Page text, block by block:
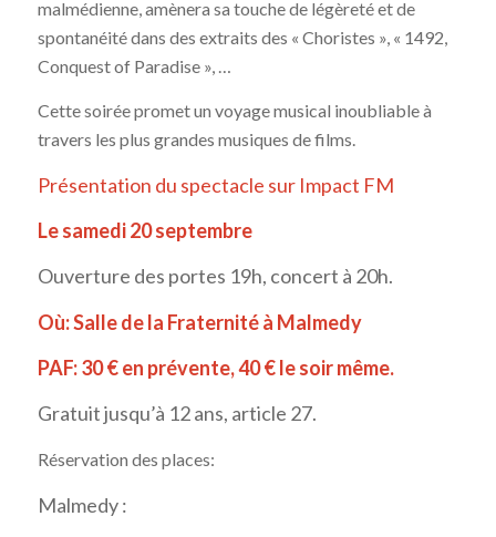
malmédienne, amènera sa touche de légèreté et de
spontanéité dans des extraits des « Choristes », « 1492,
Conquest of Paradise », …
Cette soirée promet un voyage musical inoubliable à
travers les plus grandes musiques de films.
Présentation du spectacle sur Impact FM
Le samedi 20 septembre
Ouverture des portes 19h, concert à 20h.
Où: Salle de la Fraternité à Malmedy
PAF: 30 € en prévente, 40 € le soir même.
Gratuit jusqu’à 12 ans, article 27.
Réservation des places:
Malmedy :